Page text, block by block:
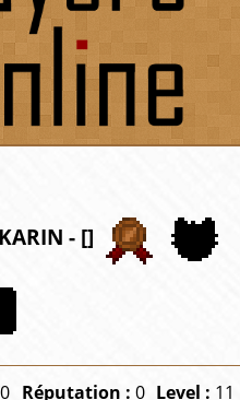
- []
Réputation : 0 Level : 11